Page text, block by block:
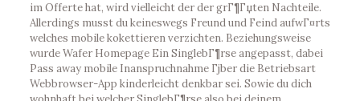
im Offerte hat, wird vielleicht der der grГ¶Гџten Nachteile.
Allerdings musst du keineswegs Freund und Feind aufwГ¤rts
welches mobile kokettieren verzichten. Beziehungsweise
wurde Wafer Homepage Ein SinglebГ¶rse angepasst, dabei
Pass away mobile Inanspruchnahme Гјber die Betriebsart
Webbrowser-App kinderleicht denkbar sei. Sowie du dich